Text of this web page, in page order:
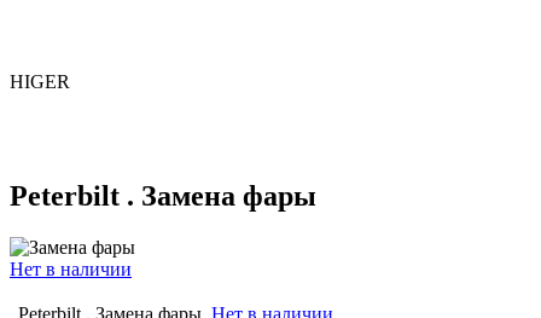
HIGER
Peterbilt . Замена фары
Нет в наличии